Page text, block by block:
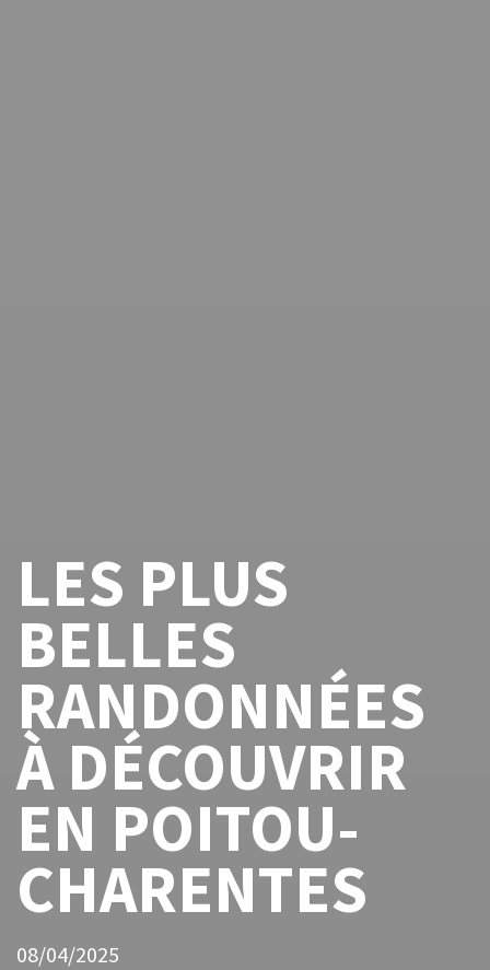
LES PLUS
BELLES
RANDONNÉES
À DÉCOUVRIR
EN POITOU-
CHARENTES
08/04/2025